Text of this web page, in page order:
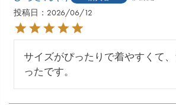
投稿日
2026/06/12
サイズがぴったりで着やすくて
ったです。